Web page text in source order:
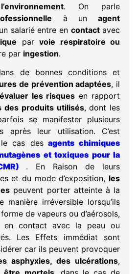
. On parle
à un agent
salarié entre encontactavec
par voie respiratoire ou
par ingestion.
de bonnes conditions et
de prévention adaptées, il
les risques en rapport
des produits utilisés, dont les
se manifester plusieurs
après leur utilisation. C’est
le cas des agents chimiques
et toxiques pour la
. En Raison de leurs
et du mode d’exposition, les
peuvent porter atteinte à la
manière irréversible lorsqu’ils
de vapeurs ou d’aérosols,
en contact avec la peau ou
Les Effets immédiat sont
car ils peuvent provoquer
asphyxies, des ulcérations,